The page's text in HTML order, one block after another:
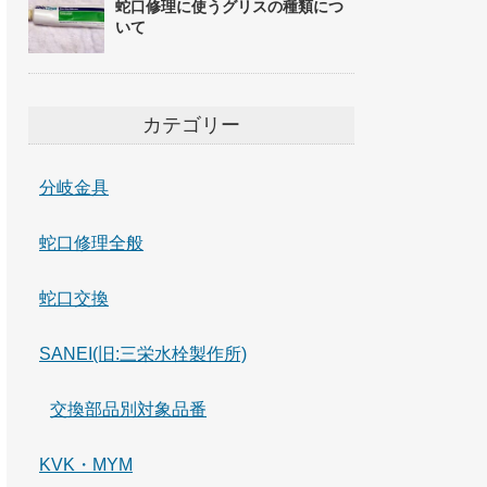
蛇口修理に使うグリスの種類につ
いて
カテゴリー
分岐金具
蛇口修理全般
蛇口交換
SANEI(旧:三栄水栓製作所)
交換部品別対象品番
KVK・MYM